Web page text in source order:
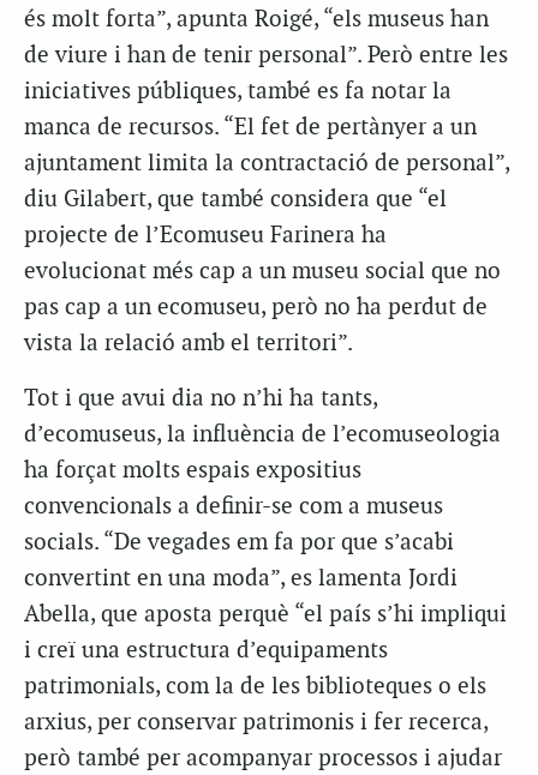
és molt forta”, apunta Roigé, “els museus han
de viure i han de tenir personal”. Però entre les
iniciatives públiques, també es fa notar la
manca de recursos. “El fet de pertànyer a un
ajuntament limita la contractació de personal”,
diu Gilabert, que també considera que “el
projecte de l’Ecomuseu Farinera ha
evolucionat més cap a un museu social que no
pas cap a un ecomuseu, però no ha perdut de
vista la relació amb el territori”.
Tot i que avui dia no n’hi ha tants,
d’ecomuseus, la influència de l’ecomuseologia
ha forçat molts espais expositius
convencionals a definir-se com a museus
socials. “De vegades em fa por que s’acabi
convertint en una moda”, es lamenta Jordi
Abella, que aposta perquè “el país s’hi impliqui
i creï una estructura d’equipaments
patrimonials, com la de les biblioteques o els
arxius, per conservar patrimonis i fer recerca,
però també per acompanyar processos i ajudar